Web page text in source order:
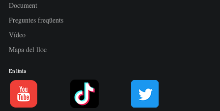
Document
Preguntes freqüents
Vídeo
Mapa del lloc
En línia